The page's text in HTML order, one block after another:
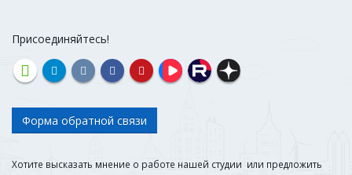
Присоединяйтесь!
Форма обратной связи
Хотите высказать мнение о работе нашей студии или предложить